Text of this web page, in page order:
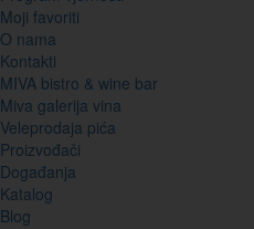
Moji favoriti
O nama
Kontakti
MIVA bistro & wine bar
Miva galerija vina
Veleprodaja pića
Proizvođači
Događanja
Katalog
Blog